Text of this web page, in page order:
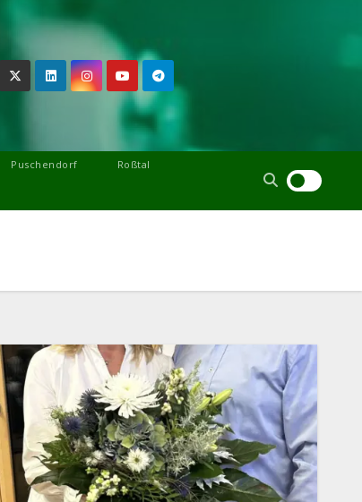
Puschendorf Roßtal